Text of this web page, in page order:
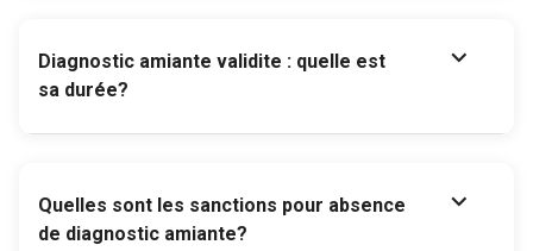
Diagnostic amiante validite : quelle est
sa durée?
expand_more
Quelles sont les sanctions pour absence
de diagnostic amiante?
expand_more